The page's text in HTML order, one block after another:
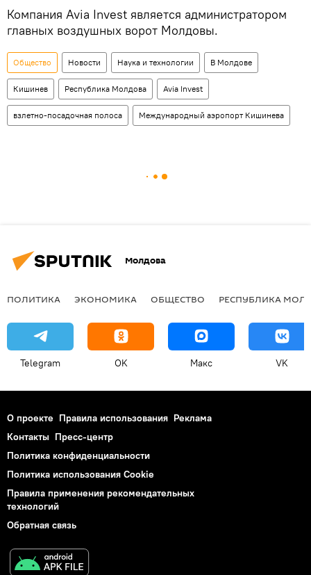
Компания Avia Invest является администратором
главных воздушных ворот Молдовы.
Общество Новости Наука и технологии В Молдове
Кишинев Республика Молдова Avia Invest
взлетно-посадочная полоса Международный аэропорт Кишинева
Молдова
ПОЛИТИКА ЭКОНОМИКА ОБЩЕСТВО РЕСПУБЛИКА
Telegram OK Макс VK
О проекте Правила использования Реклама
Контакты Пресс-центр
Политика конфиденциальности
Политика использования Cookie
Правила применения рекомендательных
технологий
Обратная связь